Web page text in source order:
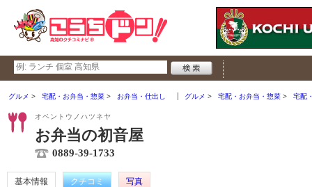
グルメ 宅配・お弁当・惣菜 お弁当・仕出し グルメ 宅配・お弁当・惣菜 宅配
オベントウノハツネヤ
お弁当の初音屋
0889-39-1733
基本情報 クチコミ
写真